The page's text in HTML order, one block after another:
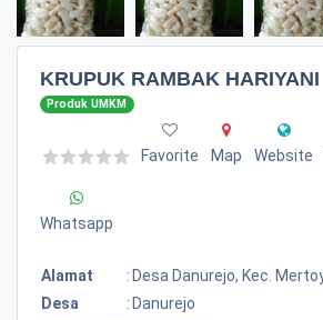
KRUPUK RAMBAK HARIYANI
Produk UMKM
Favorite Map Website
Whatsapp
Alamat : Desa Danurejo, Kec.
Desa
: Danurejo